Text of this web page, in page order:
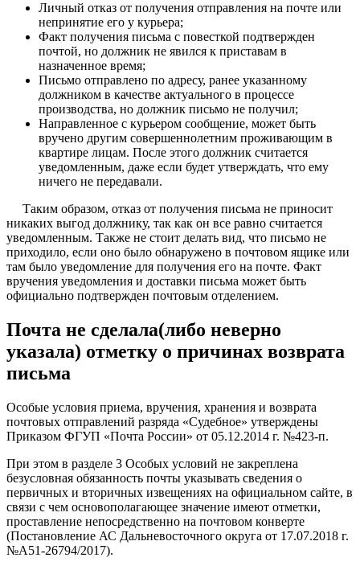
Личный отказ от получения отправления на почте или
непринятие его у курьера;
Факт получения письма с повесткой подтвержден
почтой, но должник не явился к приставам в
назначенное время;
Письмо отправлено по адресу, ранее указанному
должником в качестве актуального в процессе
производства, но должник письмо не получил;
Направленное с курьером сообщение, может быть
вручено другим совершеннолетним проживающим в
квартире лицам. После этого должник считается
уведомленным, даже если будет утверждать, что ему
ничего не передавали.
Таким образом, отказ от получения письма не приносит
никаких выгод должнику, так как он все равно считается
уведомленным. Также не стоит делать вид, что письмо не
приходило, если оно было обнаружено в почтовом ящике или
там было уведомление для получения его на почте. Факт
вручения уведомления и доставки письма может быть
официально подтвержден почтовым отделением.
Почта не сделала(либо неверно
указала) отметку о причинах возврата
письма
Особые условия приема, вручения, хранения и возврата
почтовых отправлений разряда «Судебное» утверждены
Приказом ФГУП «Почта России» от 05.12.2014 г. №423-п.
При этом в разделе 3 Особых условий не закреплена
безусловная обязанность почты указывать сведения о
первичных и вторичных извещениях на официальном сайте, в
связи с чем основополагающее значение имеют отметки,
проставление непосредственно на почтовом конверте
(Постановление АС Дальневосточного округа от 17.07.2018 г.
№А51-26794/2017).